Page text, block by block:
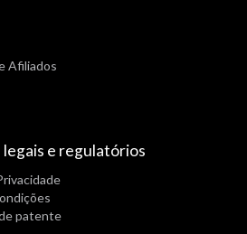
Afiliados
e regulatórios
patente